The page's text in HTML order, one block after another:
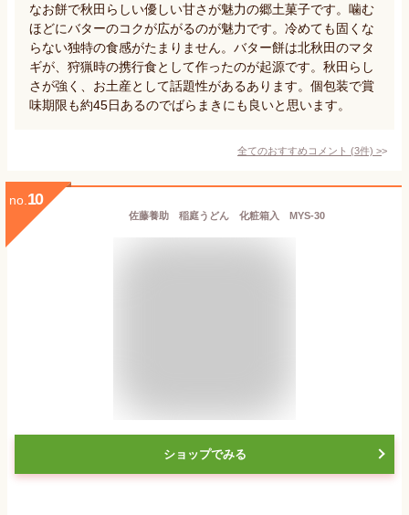
なお餅で秋田らしい優しい甘さが魅力の郷土菓子です。噛む
ほどにバターのコクが広がるのが魅力です。冷めても固くな
らない独特の食感がたまりません。バター餅は北秋田のマタ
ギが、狩猟時の携行食として作ったのが起源です。秋田らし
さが強く、お土産として話題性があるあります。個包装で賞
味期限も約45日あるのでばらまきにも良いと思います。
全てのおすすめコメント (3件) >
no. 10
佐藤養助 稲庭うどん 化粧箱入 MYS-30
ショップでみる